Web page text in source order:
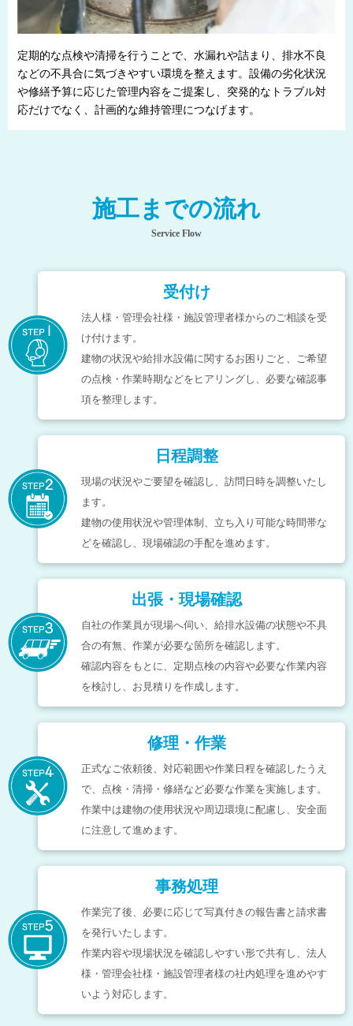
定期的な点検や清掃を行うことで、水漏れや詰まり、排水不良
などの不具合に気づきやすい環境を整えます。設備の劣化状況
や修繕予算に応じた管理内容をご提案し、突発的なトラブル対
応だけでなく、計画的な維持管理につなげます。
施工までの流れ
Service Flow
受付け
法人様・管理会社様・施設管理者様からのご相談を受
け付けます。
建物の状況や給排水設備に関するお困りごと、ご希望
の点検・作業時期などをヒアリングし、必要な確認事
項を整理します。
日程調整
現場の状況やご要望を確認し、訪問日時を調整いたし
ます。
建物の使用状況や管理体制、立ち入り可能な時間帯な
どを確認し、現場確認の手配を進めます。
出張・現場確認
自社の作業員が現場へ伺い、給排水設備の状態や不具
合の有無、作業が必要な箇所を確認します。
確認内容をもとに、定期点検の内容や必要な作業内容
を検討し、お見積りを作成します。
修理・作業
正式なご依頼後、対応範囲や作業日程を確認したうえ
で、点検・清掃・修繕など必要な作業を実施します。
作業中は建物の使用状況や周辺環境に配慮し、安全面
に注意して進めます。
事務処理
作業完了後、必要に応じて写真付きの報告書と請求書
を発行いたします。
作業内容や現場状況を確認しやすい形で共有し、法人
様・管理会社様・施設管理者様の社内処理を進めやす
いよう対応します。